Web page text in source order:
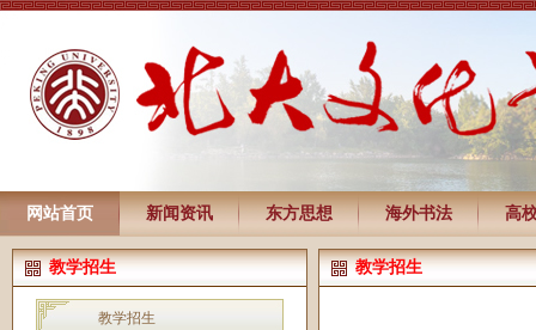
网站首页 新闻资讯 东方思想 海外书法 高
教学招生
教学招生
教学招生